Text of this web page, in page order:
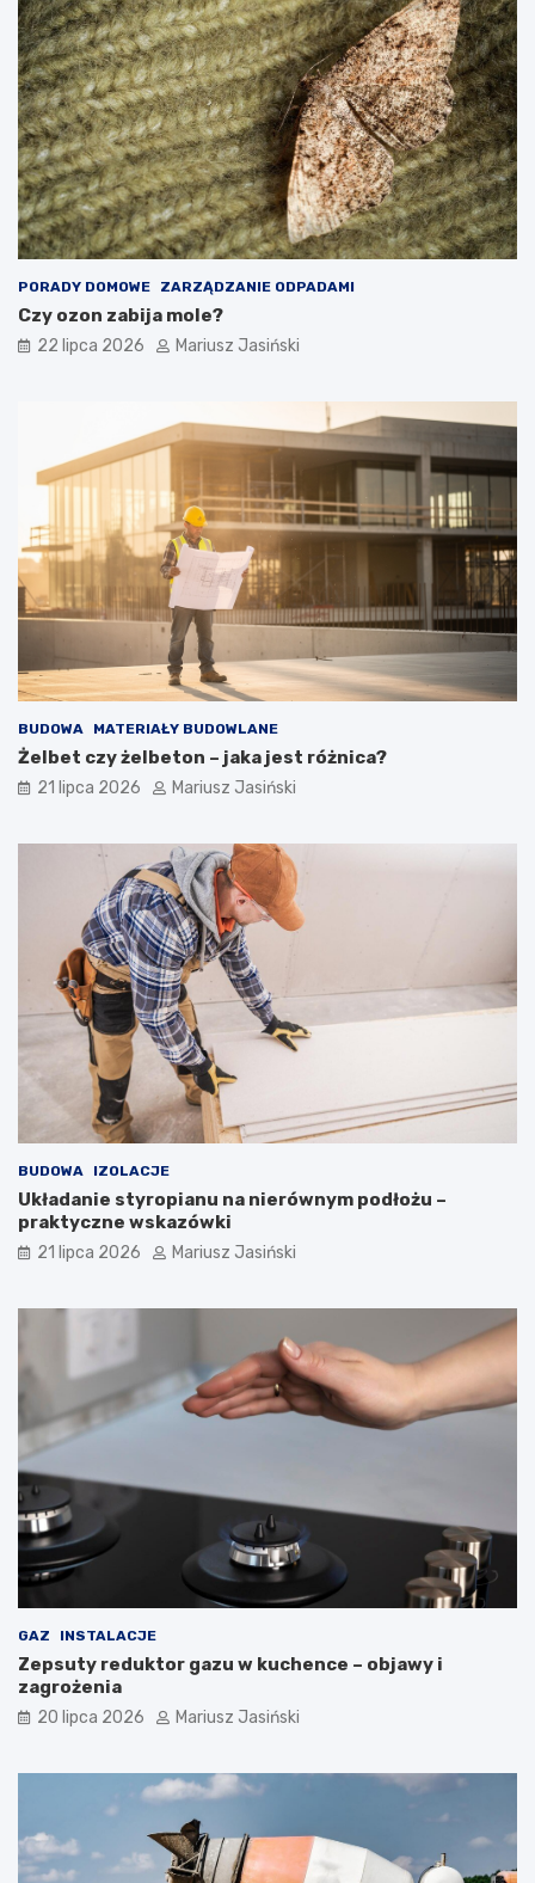
PORADY DOMOWE ZARZĄDZANIE ODPADAMI
Czy ozon zabija mole?
22 lipca 2026 Mariusz Jasiński
BUDOWA MATERIAŁY BUDOWLANE
Żelbet czy żelbeton – jaka jest różnica?
21 lipca 2026 Mariusz Jasiński
BUDOWA IZOLACJE
Układanie styropianu na nierównym podłożu –
praktyczne wskazówki
21 lipca 2026 Mariusz Jasiński
GAZ INSTALACJE
Zepsuty reduktor gazu w kuchence – objawy i
zagrożenia
20 lipca 2026 Mariusz Jasiński